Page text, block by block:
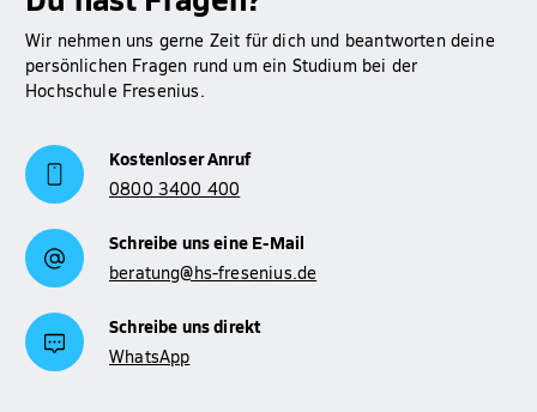
Wir nehmen uns gerne Zeit für dich und beantworten deine
persönlichen Fragen rund um ein Studium bei der
Hochschule Fresenius.
Kostenloser Anruf
0800 3400 400
Schreibe uns eine E-Mail
beratung@hs-fresenius.de
Schreibe uns direkt
WhatsApp